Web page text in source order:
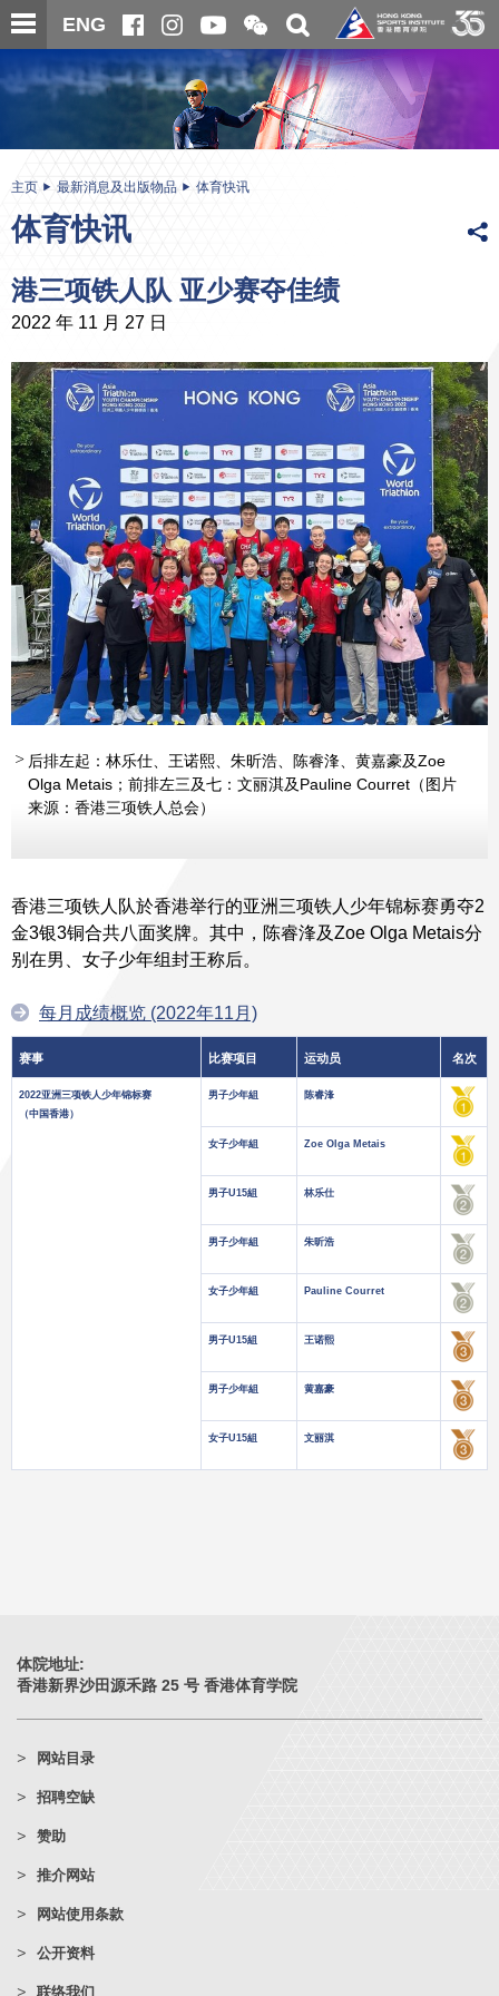
跳
至
内
ENG
开
合
微
信
二
维
码
关
搜
寻
内
主页 最新消息及出版物品 体育快讯
体育快讯
港三项铁人队 亚少赛夺佳绩
2022 年 11 月 27 日
后排左起：林乐仕、王诺熙、朱昕浩、陈睿浲、黄嘉豪及Zoe
Olga Metais；前排左三及七：文丽淇及Pauline Courret（图片
来源：香港三项铁人总会）
香港三项铁人队於香港举行的亚洲三项铁人少年锦标赛勇夺2
金3银3铜合共八面奖牌。其中，陈睿浲及Zoe Olga Metais分
别在男、女子少年组封王称后。
每月成绩概览 (2022年11月)
赛事 比赛项目 运动员 名次
2022亚洲三项铁人少年锦标赛
（中国香港）
男子少年組 陈睿浲
女子少年組 Zoe Olga Metais
男子U15組 林乐仕
男子少年組 朱昕浩
女子少年組 Pauline Courret
男子U15組 王诺熙
男子少年組 黄嘉豪
女子U15組 文丽淇
体院地址:
香港新界沙田源禾路 25 号 香港体育学院
网站目录
招聘空缺
赞助
推介网站
网站使用条款
公开资料
联络我们